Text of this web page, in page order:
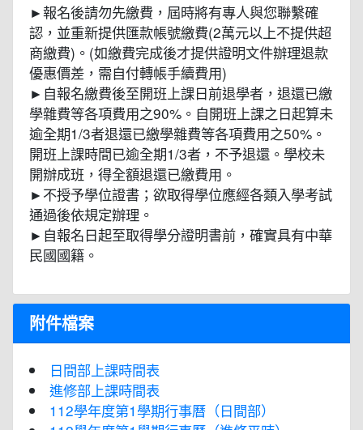
►報名後請勿先繳費，屆時將有專人與您聯繫確
認，並重新提供匯款帳號繳費(2萬元以上不提供超
商繳費)。(如繳費完成後才提供證明文件辦理退款
優惠價差，需自付轉帳手續費用)
►自報名繳費後至開班上課日前退學者，退還已繳
學雜費等各項費用之90%。自開班上課之日起算未
逾全期1/3者退還已繳學雜費等各項費用之50%。
開班上課時間已逾全期1/3者，不予退還。學校未
開辦成班，得全額退還已繳費用。
►不授予學位證書；欲取得學位應經各類入學考試
通過後依規定辦理。
►自報名日起至取得學分證明書前，確實具有中華
民國國籍。
附件檔案
日間部上課時間表
進修部上課時間表
112學年度第1學期行事曆（日間部）